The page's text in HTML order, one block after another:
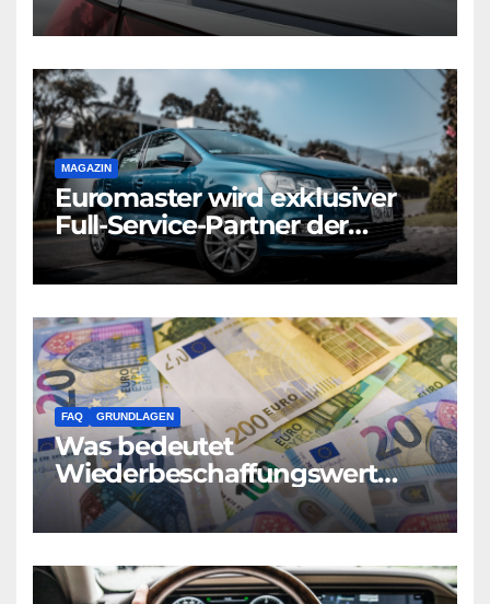
MAGAZIN
Euromaster wird exklusiver
Full-Service-Partner der
Volkswagen Leasing GmbH
für Nicht-Konzernmarken
FAQ GRUNDLAGEN
Was bedeutet
Wiederbeschaffungswert
Differenzbesteuert?